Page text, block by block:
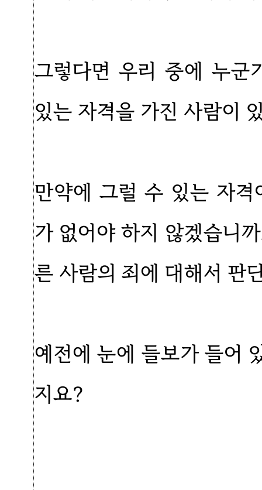
그렇다면 우리 중에 누군
있는 자격을 가진 사람이
만약에 그럴 수 있는 자
가 없어야 하지 않겠습니
른 사람의 죄에 대해서 판
예전에 눈에 들보가 들어
지요?